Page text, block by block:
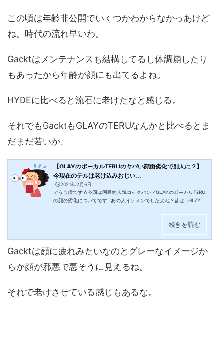
この頃は年齢非公開でいくつかわからなかっあけど
ね。時代の流れ早いわ。
Gacktはメンテナンスも結構してるし体調崩したり
もあったから年齢が顔にも出てるよね。
HYDEに比べると流石に老けたなと感じる。
それでもGacktもGLAYのTERUなんかと比べるとま
だまだ若いか。
【GLAYのボーカルTERUのヤバい顔面劣化で別人に？】
今現在のテルは老け込みおじい...
🕒️2021年2月6日
どうも僕です☆今回は国民的人気ロックバンドGLAYのボーカルTERU
の顔の劣化についてです…あの人イケメンでしたよね？昔は…GLAYの
ル活動期間 1988年～生年月日 1971年6月8日身長 169cm出身地 北海
__teru)がシェアした投稿GLAY最近のSNSやテレビで見て思った悲し
続きを読む
Gacktは顔に疲れみたいなのとグレーなイメージか
らか顔が邪悪で悪そうに見えるね。
それで老けさせている感じもあるな。